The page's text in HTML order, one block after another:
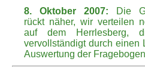
8. Oktober 2007: Die
rückt näher, wir verteilen
auf dem Herrlesberg,
vervollständigt durch einen
Auswertung der